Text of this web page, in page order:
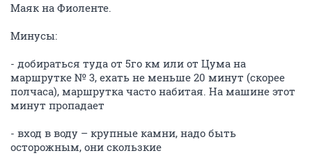
Маяк на Фиоленте.
Минусы:
- добираться туда от 5го км или от Цума на
маршрутке № 3, ехать не меньше 20 минут (скорее
полчаса), маршрутка часто набитая. На машине этот
минут пропадает
- вход в воду – крупные камни, надо быть
осторожным, они скользкие